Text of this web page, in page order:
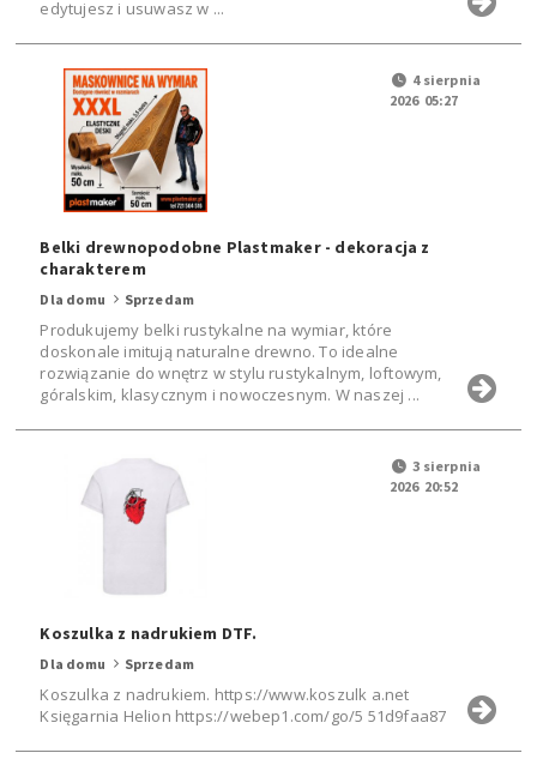
edytujesz i usuwasz w ...
4 sierpnia
2026 05:27
Belki drewnopodobne Plastmaker - dekoracja z
charakterem
Dla domu Sprzedam
Produkujemy belki rustykalne na wymiar, które
doskonale imitują naturalne drewno. To idealne
rozwiązanie do wnętrz w stylu rustykalnym, loftowym,
góralskim, klasycznym i nowoczesnym. W naszej ...
3 sierpnia
2026 20:52
Koszulka z nadrukiem DTF.
Dla domu Sprzedam
Koszulka z nadrukiem. https://www.koszulk a.net
Księgarnia Helion https://webep1.com/go/5 51d9faa87